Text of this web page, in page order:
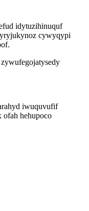
idytuzihinuquf
cywyqypi
iwuquvufif
hehupoco